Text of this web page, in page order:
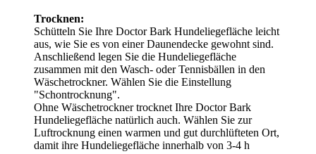
Trocknen:
Schütteln Sie Ihre Doctor Bark Hundeliegefläche leicht
aus, wie Sie es von einer Daunendecke gewohnt sind.
Anschließend legen Sie die Hundeliegefläche
zusammen mit den Wasch- oder Tennisbällen in den
Wäschetrockner. Wählen Sie die Einstellung
"Schontrocknung".
Ohne Wäschetrockner trocknet Ihre Doctor Bark
Hundeliegefläche natürlich auch. Wählen Sie zur
Luftrocknung einen warmen und gut durchlüfteten Ort,
damit ihre Hundeliegefläche innerhalb von 3-4 h